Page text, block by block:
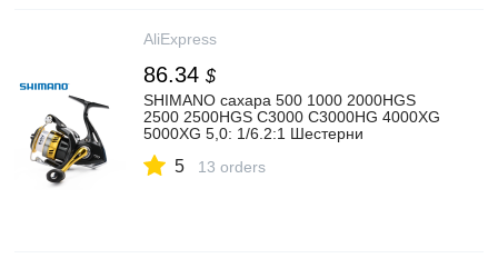
AliExpress
86.34 $
SHIMANO сахара 500 1000 2000HGS
2500 2500HGS C3000 C3000HG 4000XG
5000XG 5,0: 1/6.2:1 Шестерни
Saltewater Рыболовная катушка|
5 13 orders